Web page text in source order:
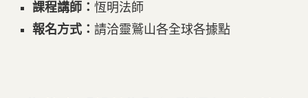
課程講師： 恆明法師
報名方式： 請洽靈鷲山各全球各據點